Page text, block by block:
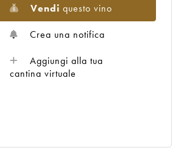
Vendi questo vino
Crea una notifica
Aggiungi alla tua
cantina virtuale